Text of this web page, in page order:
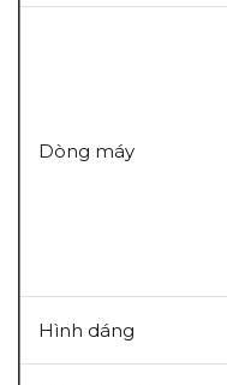
Dòng máy
Hình dáng